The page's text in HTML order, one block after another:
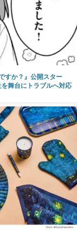
すか？』公開スター
舞台にトラブルへ対応